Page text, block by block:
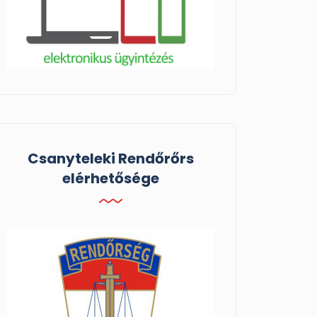
Csanyteleki Rendőrőrs
elérhetősége